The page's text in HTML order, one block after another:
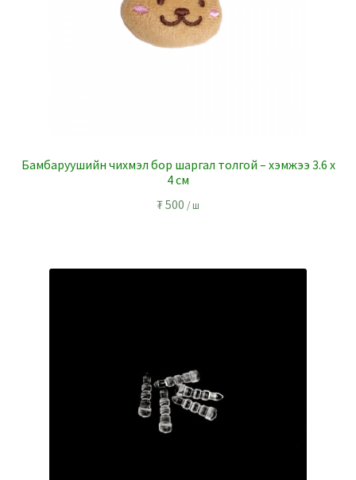
Бамбаруушийн чихмэл бор шаргал толгой – хэмжээ 3.6 x
4 см
₮500 / ш